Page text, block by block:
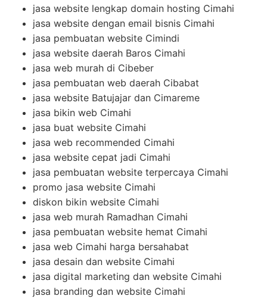
jasa website lengkap domain hosting Cimahi
jasa website dengan email bisnis Cimahi
jasa pembuatan website Cimindi
jasa website daerah Baros Cimahi
jasa web murah di Cibeber
jasa pembuatan web daerah Cibabat
jasa website Batujajar dan Cimareme
jasa bikin web Cimahi
jasa buat website Cimahi
jasa web recommended Cimahi
jasa website cepat jadi Cimahi
jasa pembuatan website terpercaya Cimahi
promo jasa website Cimahi
diskon bikin website Cimahi
jasa web murah Ramadhan Cimahi
jasa pembuatan website hemat Cimahi
jasa web Cimahi harga bersahabat
jasa desain dan website Cimahi
jasa digital marketing dan website Cimahi
jasa branding dan website Cimahi